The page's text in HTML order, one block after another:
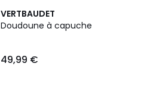
VERTBAUDET
Doudoune à capuche
49,99 €